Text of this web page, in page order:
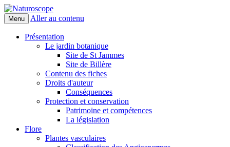
Naturoscope
Menu Aller au contenu
Présentation
Le jardin botanique
Site de St Jammes
Site de Billère
Contenu des fiches
Droits d'auteur
Conséquences
Protection et conservation
Patrimoine et compétences
La législation
Flore
Plantes vasculaires